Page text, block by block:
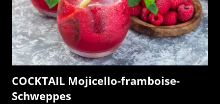
COCKTAIL Mojicello-framboise-
Schweppes